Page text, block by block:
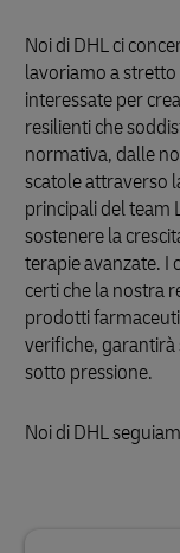
Noi di DHL ci
lavoriamo a
interessate per
resilienti che
normativa, dalle
scatole attraverso
principali del team
sostenere la
terapie avanzate. I
certi che la nostra
prodotti
verifiche,
sotto pressione.
Noi di DHL